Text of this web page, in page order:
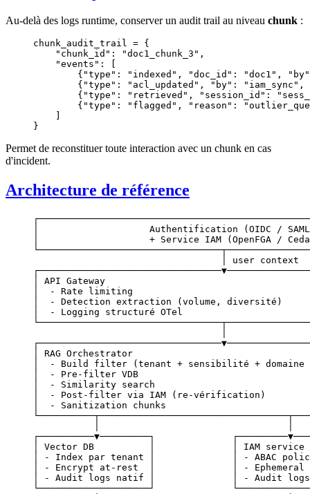
Au-delà des logs runtime, conserver un audit trail au niveau chunk :
chunk_audit_trail = {
    "chunk_id"
: "doc1_chunk_3" ,
    "events"
: [
        {
"type" : "indexed" , "doc_id" : "doc1" ,
"by"
        {
"type" : "acl_updated" , "by" : "iam_sync" ,
        {
"type" : "retrieved" , "session_id" :
        {
"type" : "flagged" , "reason" :
}
Permet de reconstituer toute interaction avec un chunk en cas
d'incident.
Architecture de référence
│                    Authentification (OIDC /
│                    + Service IAM (OpenFGA /
                                  │ user context
│ API Gateway
│  - Rate limiting
│  - Detection extraction (volume,
│  - Logging structuré OTel
│ RAG Orchestrator
│  - Build filter (tenant + sensibilité +
│  - Pre-filter VDB
│  - Similarity search
│  - Post-filter via IAM (re-vérification)
│  - Sanitization chunks
┌──────────▼─────────┐
│ Vector DB          │              │ IAM
│ - Index par tenant │              │ - ABAC
│ - Encrypt at-rest  │              │ - Ephemeral
│ - Audit logs natif │              │ - Audit
└────────────────────┘